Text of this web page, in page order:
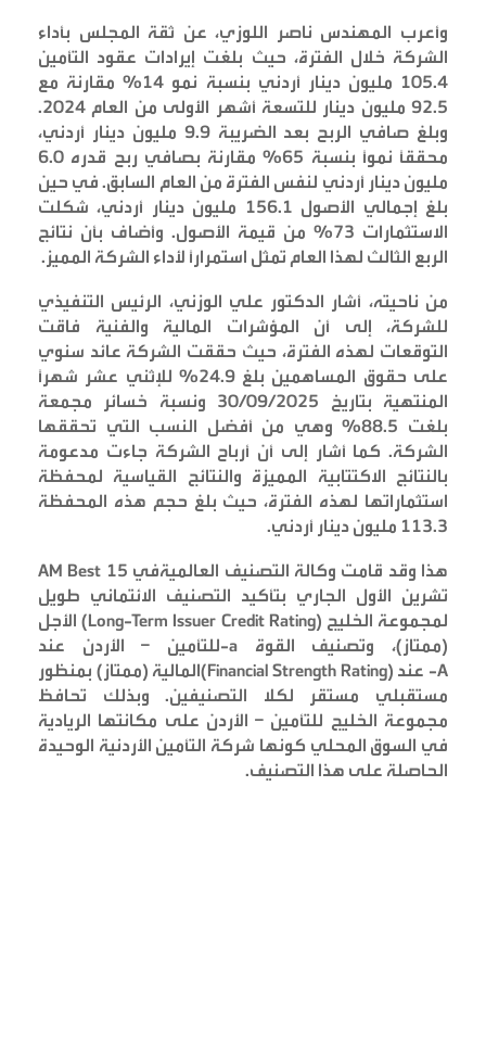
وأعرب المهندس ناصر اللوزي، عن ثقة المجلس بأداء
الشركة خلال الفترة، حيث بلغت إيرادات عقود التأمين
105.4 مليون دينار أردني بنسبة نمو 14% مقارنة مع
92.5 مليون دينار للتسعة أشهر الأولى من العام 2024.
وبلغ صافي الربح بعد الضريبة 9.9 مليون دينار أردني،
محققاً نموًا بنسبة 65% مقارنة بصافي ربح قدره 6.0
مليون دينار أردني لنفس الفترة من العام السابق. في حين
بلغ إجمالي الأصول 156.1 مليون دينار أردني، شكلت
الاستثمارات 73% من قيمة الأصول. وأضاف بأن نتائج
الربع الثالث لهذا العام تمثل استمراراً لأداء الشركة المميز.
من ناحيته، أشار الدكتور علي الوزني، الرئيس التنفيذي
للشركة، إلى أن المؤشرات المالية والفنية فاقت
التوقعات لهذه الفترة، حيث حققت الشركة عائد سنوي
على حقوق المساهمين بلغ 24.9% للإثني عشر شهراً
المنتهية بتاريخ 30/09/2025 ونسبة خسائر مجمعة
بلغت 88.5% وهي من أفضل النسب التي تحققها
الشركة. كما أشار إلى أن أرباح الشركة جاءت مدعومة
بالنتائج الاكتتابية المميزة والنتائج القياسية لمحفظة
استثماراتها لهذه الفترة، حيث بلغ حجم هذه المحفظة
113.3 مليون دينار أردني
.
هذا وقد قامت وكالة التصنيف العالمية
AM Best في 15
تشرين الأول الجاري بتأكيد التصنيف الائتماني طويل
الأجل (Long-Term Issuer Credit Rating) لمجموعة الخليج
للتأمين – الأردن عند-a (ممتاز)، وتصنيف القوة
المالية(Financial Strength Rating) عند -A
(ممتاز) بمنظور
مستقبلي مستقر لكلا التصنيفين. وبذلك تحافظ
مجموعة الخليج للتأمين – الأردن على مكانتها الريادية
في السوق المحلي كونها شركة التأمين الأردنية الوحيدة
الحاصلة على هذا التصنيف.